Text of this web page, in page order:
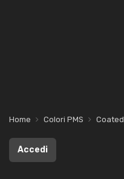
Home Colori PMS Coated
Accedi